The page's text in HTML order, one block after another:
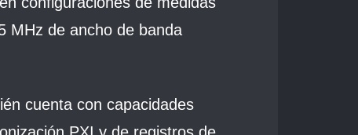
MHz de ancho de banda
cuenta con capacidades